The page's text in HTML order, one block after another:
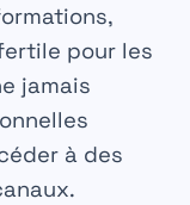
pour les
jamais
à des